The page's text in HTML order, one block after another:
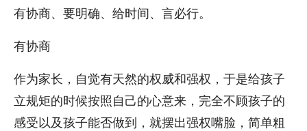
有协商、要明确、给时间、言必行。
有协商
作为家长，自觉有天然的权威和强权，于是给孩子
立规矩的时候按照自己的心意来，完全不顾孩子的
感受以及孩子能否做到，就摆出强权嘴脸，简单粗